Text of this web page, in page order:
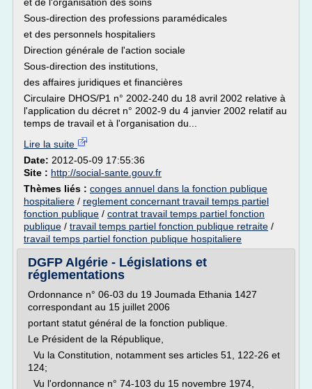
Sous-direction des professions paramédicales
et des personnels hospitaliers
Direction générale de l'action sociale
Sous-direction des institutions,
des affaires juridiques et financières
Circulaire DHOS/P1 n° 2002-240 du 18 avril 2002 relative à
l'application du décret n° 2002-9 du 4 janvier 2002 relatif au
temps de travail et à l'organisation du...
Lire la suite
Date: 2012-05-09 17:55:36
Site : http://social-sante.gouv.fr
Thèmes liés : conges annuel dans la fonction publique
hospitaliere / reglement concernant travail temps partiel
fonction publique / contrat travail temps partiel fonction
publique / travail temps partiel fonction publique retraite /
travail temps partiel fonction publique hospitaliere
DGFP Algérie - Législations et
réglementations
Ordonnance n° 06-03 du 19 Joumada Ethania 1427
correspondant au 15 juillet 2006
portant statut général de la fonction publique.
Le Président de la République,
Vu la Constitution, notamment ses articles 51, 122-26 et
124;
Vu l'ordonnance n° 74-103 du 15 novembre 1974,